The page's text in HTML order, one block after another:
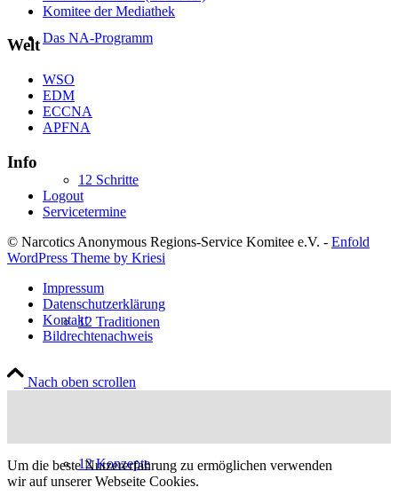
Das NA-Programm
12 Schritte
12 Traditionen
12 Konzepte
Komitee der Mediathek
Welt
WSO
EDM
ECCNA
APFNA
Info
Logout
Servicetermine
© Narcotics Anonymous Regions-Service Komitee e.V. - Enfold
WordPress Theme by Kriesi
Impressum
Datenschutzerklärung
Kontakt
Bildrechtenachweis
Nach oben scrollen
Um die beste Nutzererfahrung zu ermöglichen verwenden
wir auf unserer Webseite Cookies.